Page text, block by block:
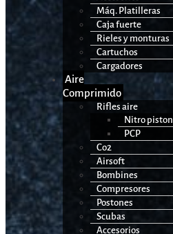
Máq. Platilleras
Caja fuerte
Rieles y monturas
Cartuchos
Cargadores
Aire
Comprimido
Rifles aire
Nitro piston
PCP
Co2
Airsoft
Bombines
Compresores
Postones
Scubas
Accesorios